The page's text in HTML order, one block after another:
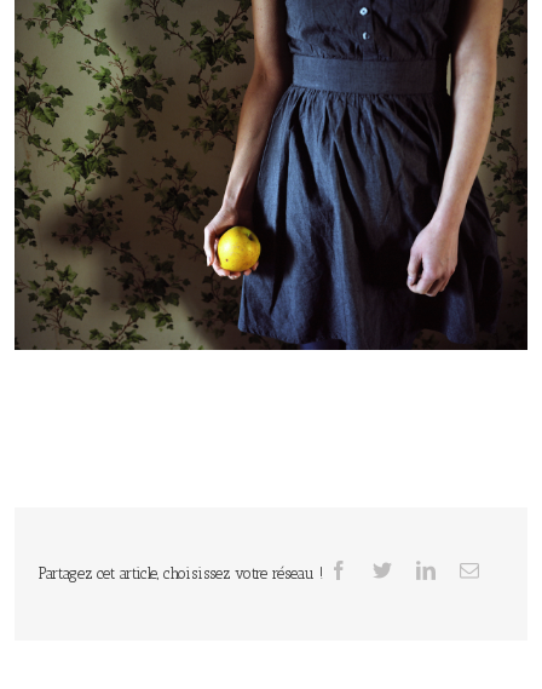
Partagez cet article, choisissez votre réseau !